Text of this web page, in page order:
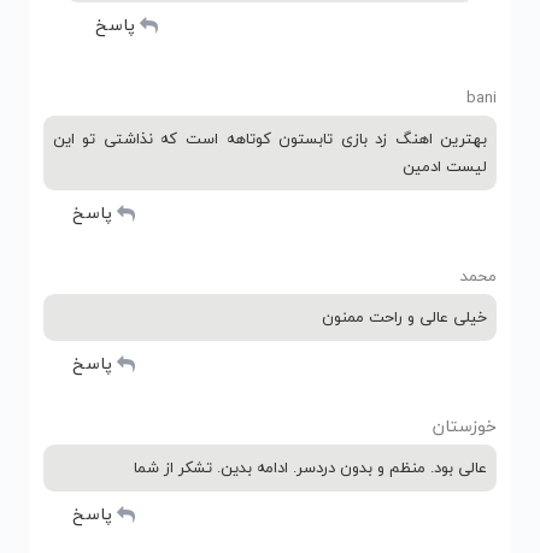
پاسخ
bani
بهترین اهنگ زد بازی تابستون کوتاهه است که نذاشتی تو این
لیست ادمین
پاسخ
محمد
خیلی عالی و راحت ممنون
پاسخ
خوزستان
عالی بود. منظم و بدون دردسر. ادامه بدین. تشکر از شما
پاسخ